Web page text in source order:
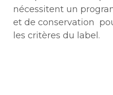
nécessitent un
et de conservation
les critères du label.